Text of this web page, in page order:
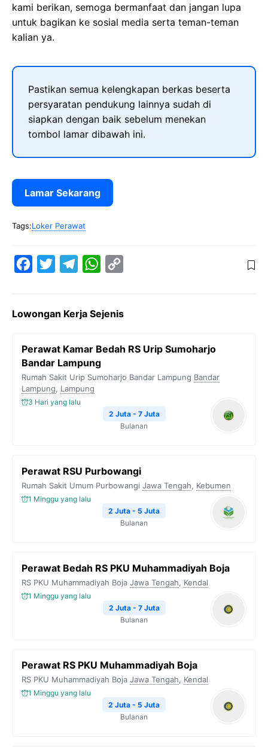
kami berikan, semoga bermanfaat dan jangan lupa
untuk bagikan ke sosial media serta teman-teman
kalian ya.
Pastikan semua kelengkapan berkas beserta
persyaratan pendukung lainnya sudah di
siapkan dengan baik sebelum menekan
tombol lamar dibawah ini.
Lamar Sekarang
Tags:Loker Perawat
e
o
k
t
e
e
r
a
m
W
t
A
y
i
Lowongan Kerja Sejenis
Perawat Kamar Bedah RS Urip Sumoharjo
Bandar Lampung
Rumah Sakit Urip Sumoharjo Bandar Lampung Bandar
Lampung, Lampung
3 Hari yang lalu
2 Juta - 7 Juta
Bulanan
Perawat RSU Purbowangi
Rumah Sakit Umum Purbowangi Jawa Tengah, Kebumen
1 Minggu yang lalu
2 Juta - 5 Juta
Bulanan
Perawat Bedah RS PKU Muhammadiyah Boja
RS PKU Muhammadiyah Boja Jawa Tengah, Kendal
1 Minggu yang lalu
2 Juta - 7 Juta
Bulanan
Perawat RS PKU Muhammadiyah Boja
RS PKU Muhammadiyah Boja Jawa Tengah, Kendal
1 Minggu yang lalu
2 Juta - 5 Juta
Bulanan